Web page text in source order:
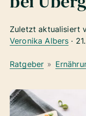
Zuletzt aktualisiert
Veronika Albers ·
Ratgeber »